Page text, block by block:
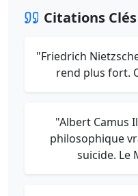
Citations Clés
"Friedrich
rend plus fort.
"Albert Camus
philosophique
suicide. Le